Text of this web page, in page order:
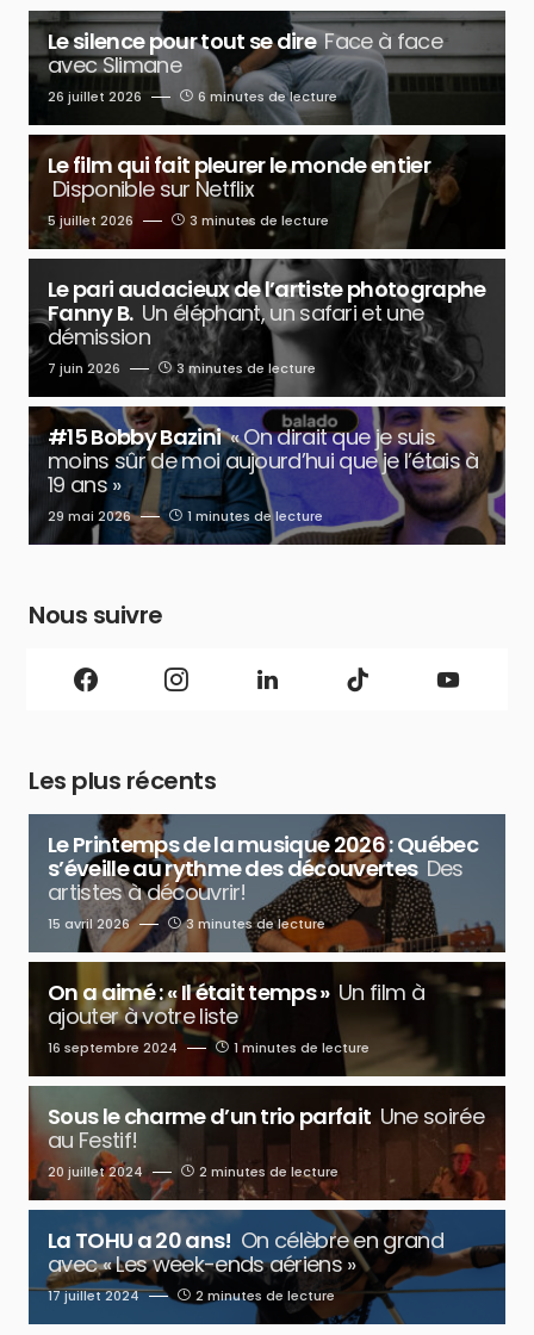
Le silence pour tout se dire Face à face
avec Slimane
26 juillet 2026 6 minutes de lecture
Le film qui fait pleurer le monde entier
Disponible sur Netflix
5 juillet 2026 3 minutes de lecture
Le pari audacieux de l’artiste photographe
Fanny B. Un éléphant, un safari et une
démission
7 juin 2026 3 minutes de lecture
#15 Bobby Bazini « On dirait que je suis
moins sûr de moi aujourd’hui que je l’étais à
19 ans »
29 mai 2026 1 minutes de lecture
Nous suivre
Les plus récents
Le Printemps de la musique 2026 : Québec
s’éveille au rythme des découvertes Des
artistes à découvrir!
15 avril 2026 3 minutes de lecture
On a aimé : « Il était temps » Un film à
ajouter à votre liste
16 septembre 2024 1 minutes de lecture
Sous le charme d’un trio parfait Une soirée
au Festif!
20 juillet 2024 2 minutes de lecture
La TOHU a 20 ans! On célèbre en grand
avec « Les week-ends aériens »
17 juillet 2024 2 minutes de lecture